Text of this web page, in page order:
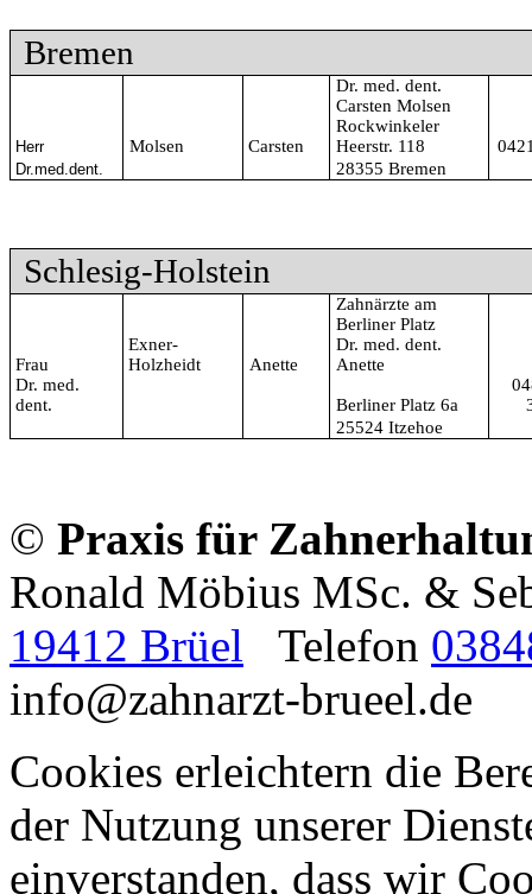
Bremen
Dr. med. dent.
Carsten Molsen
Herr Molsen Carsten
Rockwinkeler
Heerstr. 118
Dr.med.dent. 28355 Bremen
Schlesig-Holstein
Zahnärzte am
Berliner Platz
Frau
Exner-
Holzheidt
Anette
Dr. med. dent.
Anette
Dr. med.
dent.
Berliner Platz 6a
25524 Itzehoe
© Praxis für
Ronald Möbius MSc. &
19412 Brüel Telefon
info@zahnarzt-brueel.de
Cookies erleichtern die
der Nutzung unserer
einverstanden, dass wir